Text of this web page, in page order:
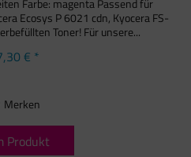
Farbe: magenta Passend für
Ecosys P 6021 cdn, Kyocera FS-
Toner! Für unsere...
€ *
Merken
Produkt